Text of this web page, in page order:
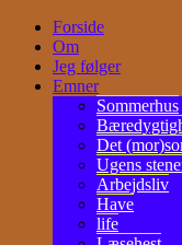
Forside
Om
Jeg følger
Emner
Sommerhus
Det
Ugens
Arbejdsliv
Have
life